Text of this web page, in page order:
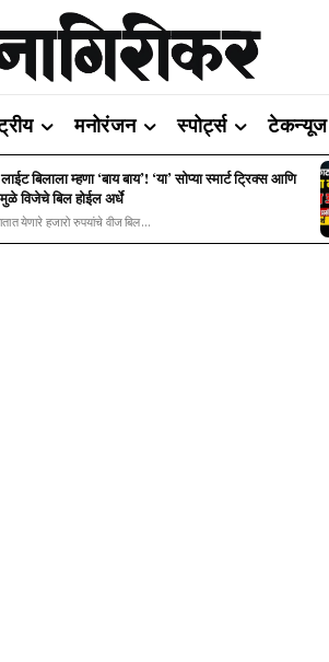
मनोरंजन स्पोर्ट्स टेकन्यूज
बिलाला म्हणा ‘बाय बाय’! ‘या’ सोप्या स्मार्ट ट्रिक्स आणि
विजेचे बिल होईल अर्धे
येणारे हजारो रुपयांचे वीज बिल...